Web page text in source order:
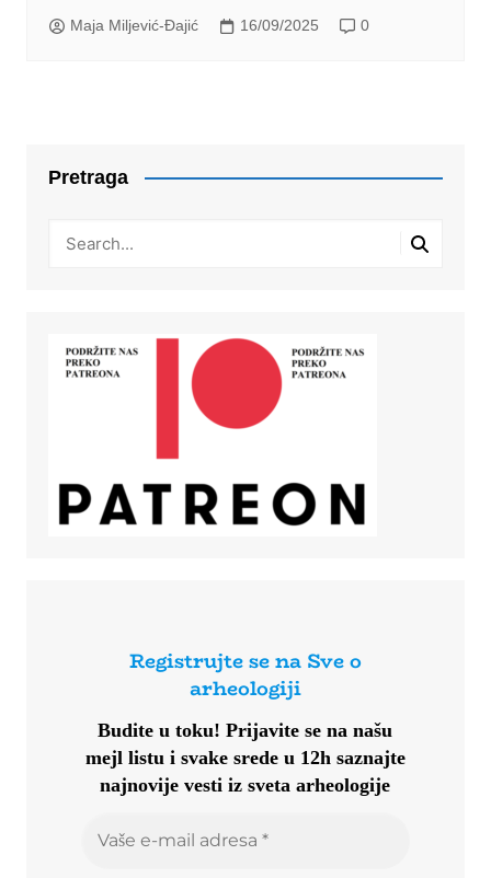
Maja Miljević-Đajić 16/09/2025 0
Pretraga
Registrujte se na Sve o
arheologiji
Budite u toku!Prijavite se na našu
mejl listu i svake srede u 12h saznajte
najnovije vesti iz sveta arheologije